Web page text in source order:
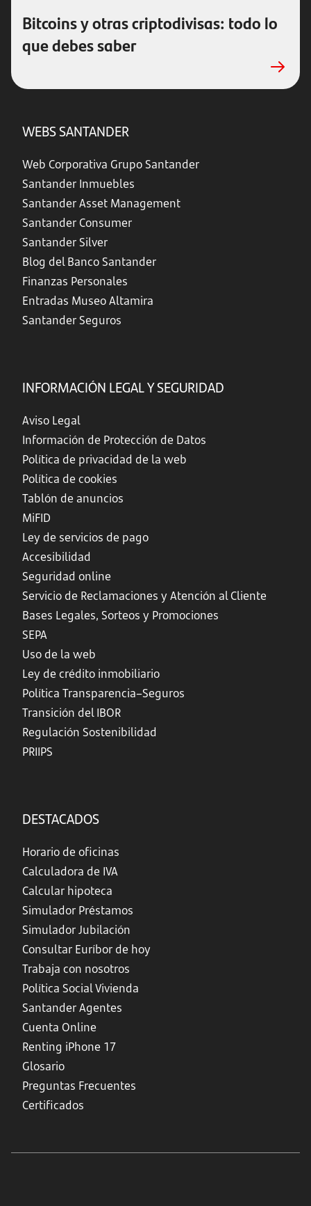
Bitcoins y otras criptodivisas: todo lo
que debes saber
WEBS SANTANDER
Web Corporativa Grupo Santander
Santander Inmuebles
Santander Asset Management
Santander Consumer
Santander Silver
Blog del Banco Santander
Finanzas Personales
Entradas Museo Altamira
Santander Seguros
INFORMACIÓN LEGAL Y SEGURIDAD
Aviso Legal
Información de Protección de Datos
Política de privacidad de la web
Política de cookies
Tablón de anuncios
MiFID
Ley de servicios de pago
Accesibilidad
Seguridad online
Servicio de Reclamaciones y Atención al Cliente
Bases Legales, Sorteos y Promociones
SEPA
Uso de la web
Ley de crédito inmobiliario
Política Transparencia–Seguros
Transición del IBOR
Regulación Sostenibilidad
PRIIPS
DESTACADOS
Horario de oficinas
Calculadora de IVA
Calcular hipoteca
Simulador Préstamos
Simulador Jubilación
Consultar Euríbor de hoy
Trabaja con nosotros
Política Social Vivienda
Santander Agentes
Cuenta Online
Renting iPhone 17
Glosario
Preguntas Frecuentes
Certificados